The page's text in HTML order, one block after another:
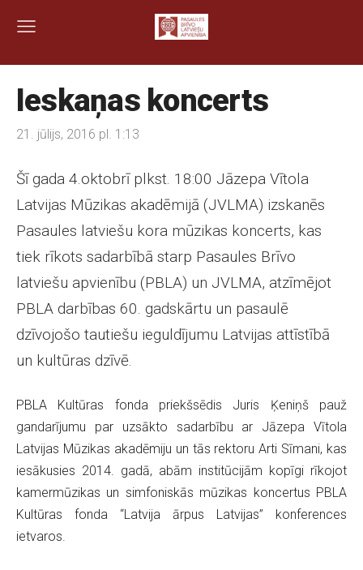
Ieskaņas koncerts
21. jūlijs, 2016 pl. 1:13
Šī gada 4.oktobrī plkst. 18:00 Jāzepa Vītola
Latvijas Mūzikas akadēmijā (JVLMA) izskanēs
Pasaules latviešu kora mūzikas koncerts, kas
tiek rīkots sadarbībā starp Pasaules Brīvo
latviešu apvienību (PBLA) un JVLMA, atzīmējot
PBLA darbības 60. gadskārtu un pasaulē
dzīvojošo tautiešu ieguldījumu Latvijas attīstībā
un kultūras dzīvē.
PBLA Kultūras fonda priekšsēdis Juris Ķeniņš pauž
gandarījumu par uzsākto sadarbību ar Jāzepa Vītola
Latvijas Mūzikas akadēmiju un tās rektoru Arti Sīmani, kas
iesākusies 2014. gadā, abām institūcijām kopīgi rīkojot
kamermūzikas un simfoniskās mūzikas koncertus PBLA
Kultūras fonda “Latvija ārpus Latvijas” konferences
ietvaros.